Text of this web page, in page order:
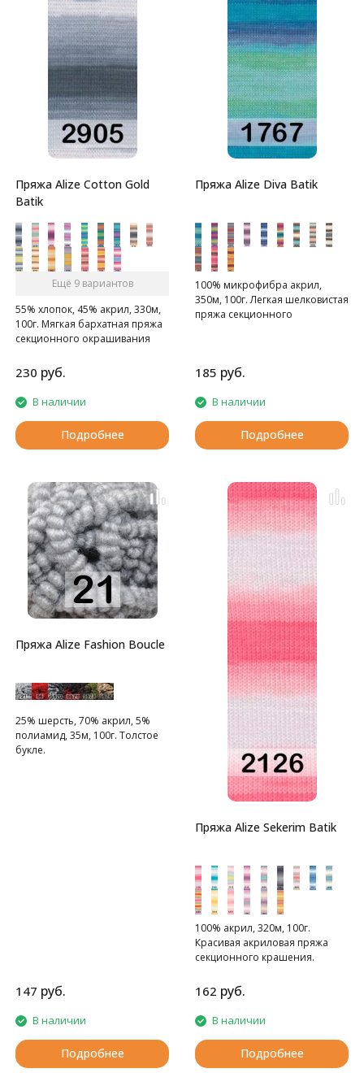
Пряжа Alize Cotton Gold
Batik
Ещё 9 вариантов
55% хлопок, 45% акрил, 330м,
100г. Мягкая бархатная пряжа
секционного окрашивания
230 руб.
В наличии
Подробнее
Пряжа Alize Diva Batik
100% микрофибра акрил,
350м, 100г. Легкая шелковистая
пряжа секционного
185 руб.
В наличии
Подробнее
Пряжа Alize Fashion Boucle
25% шерсть, 70% акрил, 5%
полиамид, 35м, 100г. Толстое
букле.
147 руб.
В наличии
Подробнее
Пряжа Alize Sekerim Batik
100% акрил, 320м, 100г.
Красивая акриловая пряжа
секционного крашения.
162 руб.
В наличии
Подробнее